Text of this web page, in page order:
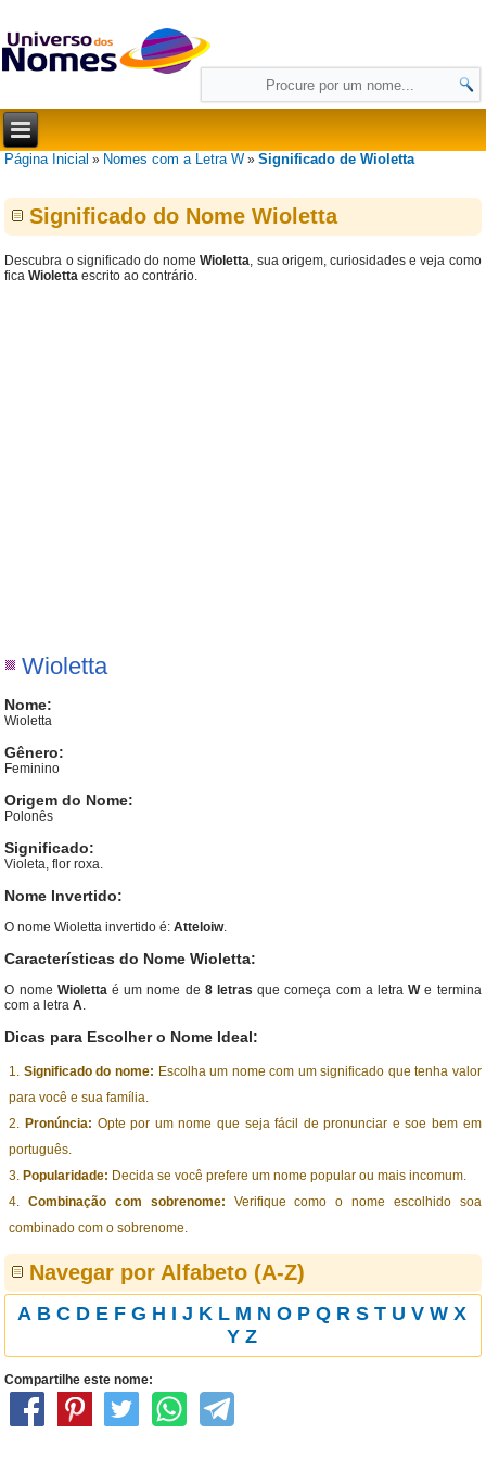
Página Inicial » Nomes com a Letra W »Significado de Wioletta
Significado do Nome Wioletta
Descubra o significado do nomeWioletta, sua origem, curiosidades e veja como
ficaWioletta escrito ao contrário.
Wioletta
Nome:
Wioletta
Gênero:
Feminino
Origem do Nome:
Polonês
Significado:
Violeta, flor roxa.
Nome Invertido:
O nome Wioletta invertido é:Atteloiw.
Características do Nome Wioletta:
O nome Wiolettaé um nome de 8 letras que começa com a letraWe termina
com a letraA.
Dicas para Escolher o Nome Ideal:
Significado do nome: Escolha um nome com um significado que tenha valor
para você e sua família.
Pronúncia: Opte por um nome que seja fácil de pronunciar e soe bem em
português.
Popularidade: Decida se você prefere um nome popular ou mais incomum.
Combinação com sobrenome: Verifique como o nome escolhido soa
combinado com o sobrenome.
Navegar por Alfabeto (A-Z)
A B C D E F G H I J K L M N O P Q R S T U V W X
Y Z
Compartilhe este nome: